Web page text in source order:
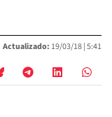
Actualizado: 19/03/18 |5:41